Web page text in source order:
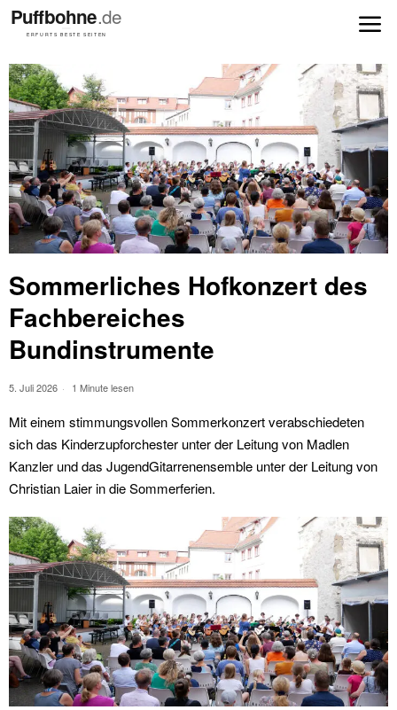
Sommerliches Hofkonzert des
Fachbereiches
Bundinstrumente
5. Juli 2026 1 Minute lesen
Mit einem stimmungsvollen Sommerkonzert verabschiedeten
sich das Kinderzupforchester unter der Leitung von Madlen
Kanzler und das JugendGitarrenensemble unter der Leitung von
Christian Laier in die Sommerferien.